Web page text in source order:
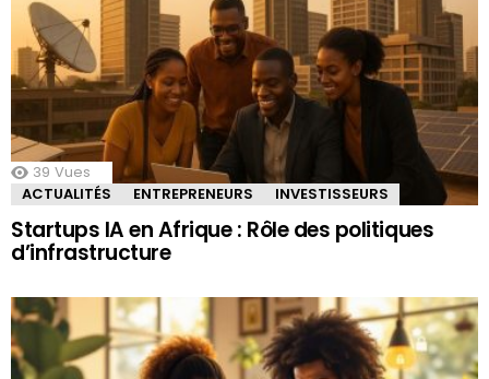
39 Vues
ACTUALITÉS
ENTREPRENEURS INVESTISSEURS
Startups IA en Afrique : Rôle des politiques
d’infrastructure